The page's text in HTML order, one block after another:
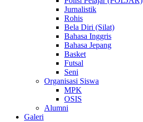
Jurnalistik
Rohis
Bela Diri (Silat)
Bahasa Inggris
Bahasa Jepang
Basket
Futsal
Seni
Organisasi Siswa
MPK
OSIS
Alumni
Galeri